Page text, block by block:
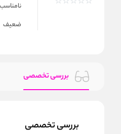
نامناسب
ضعیف
بررسی تخصصی
بررسی تخصصی